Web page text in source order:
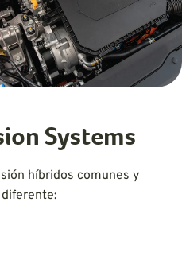
Systems
híbridos comunes y